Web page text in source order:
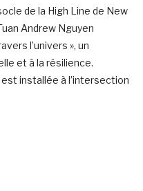
de la High Line de New
Andrew Nguyen
l’univers », un
et à la résilience.
installée à l’intersection